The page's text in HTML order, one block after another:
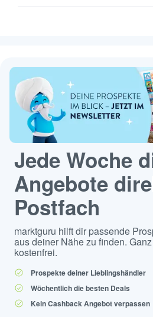
Jede Woche
Angebote
Postfach
marktguru hilft dir passende
aus deiner Nähe zu finden.
kostenfrei.
Prospekte deiner Lieblingshändler
Wöchentlich die besten Deals
Kein Cashback Angebot verpassen